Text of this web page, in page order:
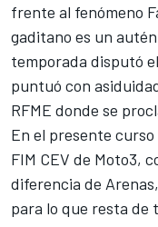
frente al fenómeno
gaditano es un
temporada disputó
puntuó con
RFME donde se
En el presente
FIM CEV de Moto3,
diferencia de
para lo que resta de